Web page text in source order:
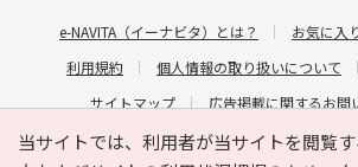
当サイトでは、利用者が当サイトを閲覧
e-NAVITA（イーナビタ）とは？ お気に入
利用規約
個人情報の取り扱いについて
サイトマップ
広告掲載に関するお問
サイトの内容に関するお問い合